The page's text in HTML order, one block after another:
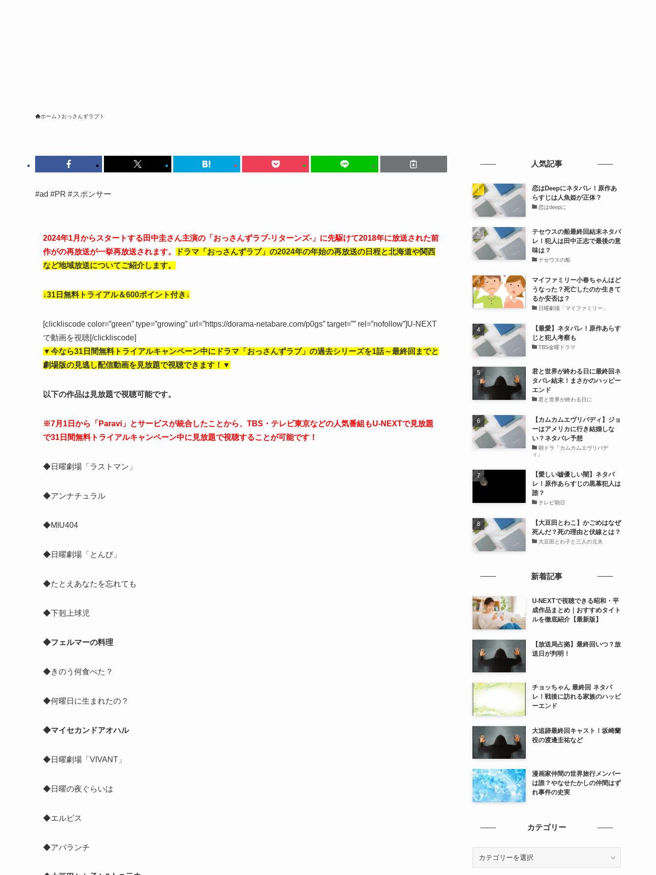
ホーム おっさんずラブ
#ad #PR #スポンサー
2024年1月からスタートする田中圭さん主演の「おっさんずラブ-リターンズ-」に先駆けて2018年に放送された前
作がの再放送が一挙再放送されます。
ドラマ「おっさんずラブ」の2024年の年始の再放送の日程と北海道や関西
など地域放送についてご紹介します。
↓31日無料トライアル＆600ポイント付き↓
[clickliscode color=”green” type=”growing” url=”https://dorama-netabare.com/p0gs” target=”” rel=”nofollow”]U-NEXT
で動画を視聴[/clickliscode]
▼今なら31日間無料トライアルキャンペーン中にドラマ「おっさんずラブ」の過去シリーズを1話～最終回までと
劇場版の見逃し配信動画を見放題で視聴できます！▼
以下の作品は見放題で視聴可能です。
※7月1日から「Paravi」とサービスが統合したことから、TBS・テレビ東京などの人気番組もU-NEXTで見放題
で31日間無料トライアルキャンペーン中に見放題で視聴することが可能です！
◆日曜劇場「ラストマン」
◆アンナチュラル
◆MIU404
◆日曜劇場「とんび」
◆たとえあなたを忘れても
◆下剋上球児
◆フェルマーの料理
◆きのう何食べた？
◆何曜日に生まれたの？
◆マイセカンドアオハル
◆日曜劇場「VIVANT」
◆日曜の夜ぐらいは
◆エルピス
◆アバランチ
人気記事
恋はDeepにネタバレ！原作あ
らすじは人魚姫が正体？
恋はdeepに
テセウスの船最終回結末ネタバ
レ！犯人は田中正志で最後の意
味は？
テセウスの船
マイファミリー小春ちゃんはど
うなった？死亡したのか生きて
るか安否は？
日曜劇場「マイファミリー」
【最愛】ネタバレ！原作あらす
じと犯人考察も
TBS金曜ドラマ
君と世界が終わる日に最終回ネ
タバレ結末！まさかのハッピー
エンド
君と世界が終わる日に
【カムカムエヴリバディ】ジョ
ーはアメリカに行き結婚しな
い？ネタバレ予想
朝ドラ「カムカムエヴリバデ
ィ」
【愛しい嘘優しい闇】ネタバ
レ！原作あらすじの黒幕犯人は
誰？
テレビ朝日
【大豆田とわこ】かごめはなぜ
死んだ？死の理由と伏線とは？
大豆田とわ子と三人の元夫
新着記事
U-NEXTで視聴できる昭和・平
成作品まとめ｜おすすめタイト
ルを徹底紹介【最新版】
【放送局占拠】最終回いつ？放
送日が判明！
チョッちゃん 最終回 ネタバ
レ！戦後に訪れる家族のハッピ
ーエンド
大追跡最終回キャスト！坂崎蘭
役の渡邊圭祐など
漫画家仲間の世界旅行メンバー
は誰？やなせたかしの仲間はず
れ事件の史実
カテゴリー